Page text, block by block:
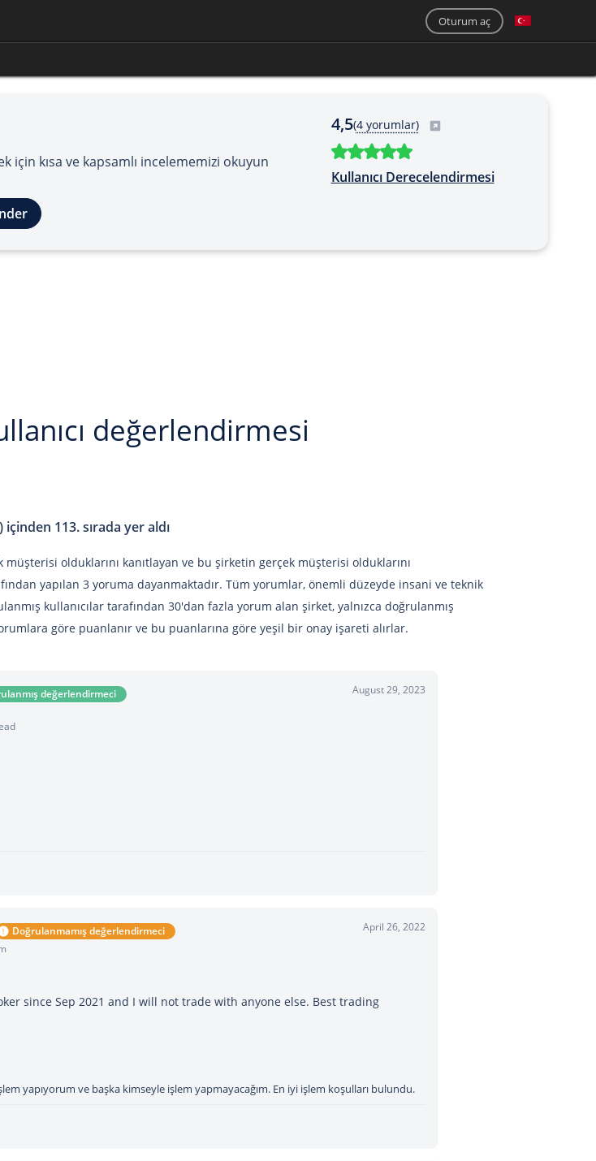
Oturum aç
için kısa ve kapsamlı incelememizi okuyun
4,5(4 yorumlar)
Kullanıcı Derecelendirmesi
değerlendirmesi
113. sırada yer aldı
olduklarını kanıtlayan ve bu şirketin gerçek müşterisi olduklarını
yapılan 3 yoruma dayanmaktadır. Tüm yorumlar, önemli düzeyde insani ve teknik
kullanıcılar tarafından 30'dan fazla yorum alan şirket, yalnızca doğrulanmış
göre puanlanır ve bu puanlarına göre yeşil bir onay işareti alırlar.
değerlendirmeci
August 29, 2023
Doğrulanmamış değerlendirmeci
April 26, 2022
since Sep 2021 and I will not trade with anyone else. Best trading
yapıyorum ve başka kimseyle işlem yapmayacağım. En iyi işlem koşulları bulundu.